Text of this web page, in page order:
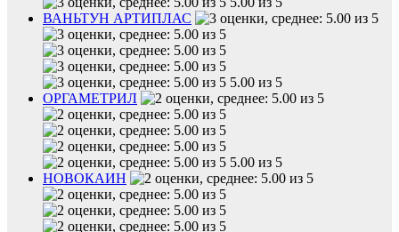
ВАНЬТУН АРТИПЛАС
5.00 из 5
ОРГАМЕТРИЛ
5.00 из 5
НОВОКАИН